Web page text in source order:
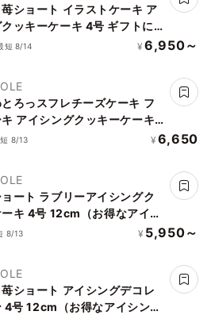
ショート イラストケーキ ア
ッキーケーキ 4号 ギフトに
短 8/14 ¥ 6,950～
ろっスフレチーズケーキ フ
アイシングクッキーケーキ
キ 5号 15cm 【お好きなイラス
8/13 ¥ 6,650
ート ラブリーアイシングク
ーキ 4号 12cm（お得なアイシ
です） ギフトに最適
8/13 ¥ 5,950～
ショート アイシングデコレ
4号 12cm（お得なアイシング